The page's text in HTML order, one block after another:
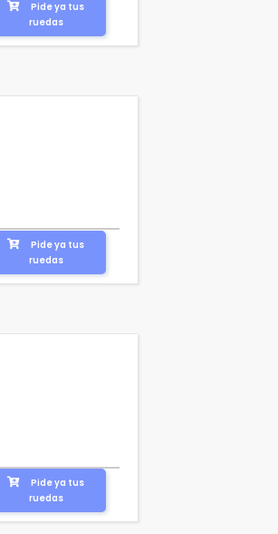
Pide ya tus
ruedas
Pide ya tus
ruedas
Pide ya tus
ruedas